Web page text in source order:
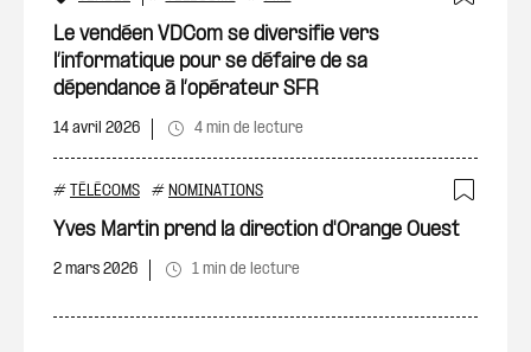
Le vendéen VDCom se diversifie vers
l’informatique pour se défaire de sa
dépendance à l’opérateur SFR
14 avril 2026 4 min de lecture
# TÉLÉCOMS # NOMINATIONS
Yves Martin prend la direction d'Orange Ouest
2 mars 2026 1 min de lecture